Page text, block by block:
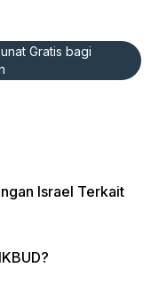
Gratis bagi
Israel Terkait